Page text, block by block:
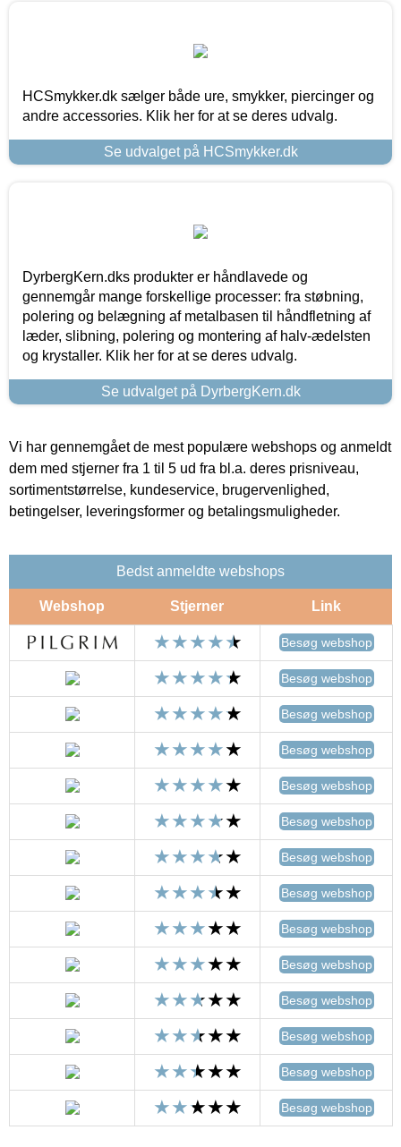
HCSmykker.dk sælger både ure, smykker, piercinger og
andre accessories. Klik her for at se deres udvalg.
Se udvalget på HCSmykker.dk
DyrbergKern.dks produkter er håndlavede og
gennemgår mange forskellige processer: fra støbning,
polering og belægning af metalbasen til håndfletning af
læder, slibning, polering og montering af halv-ædelsten
og krystaller. Klik her for at se deres udvalg.
Se udvalget på DyrbergKern.dk
Vi har gennemgået de mest populære webshops og anmeldt
dem med stjerner fra 1 til 5 ud fra bl.a. deres prisniveau,
sortimentstørrelse, kundeservice, brugervenlighed,
betingelser, leveringsformer og betalingsmuligheder.
Bedst anmeldte webshops
Webshop Stjerner Link
Besøg webshop
Besøg webshop
Besøg webshop
Besøg webshop
Besøg webshop
Besøg webshop
Besøg webshop
Besøg webshop
Besøg webshop
Besøg webshop
Besøg webshop
Besøg webshop
Besøg webshop
Besøg webshop